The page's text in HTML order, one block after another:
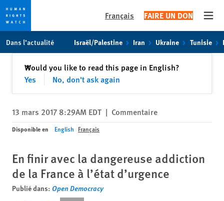
toto
content
Français FAIRE UN DON
Dans l’actualité Israël/Palestine Iran Ukraine Tunisie
Would you like to read this page in English?
Yes
No, don't ask again
✕Fermer
13 mars 2017 8:29AM EDT | Commentaire
Disponible en English Français
En finir avec la dangereuse addiction
de la France à l’état d’urgence
Publié dans: Open Democracy